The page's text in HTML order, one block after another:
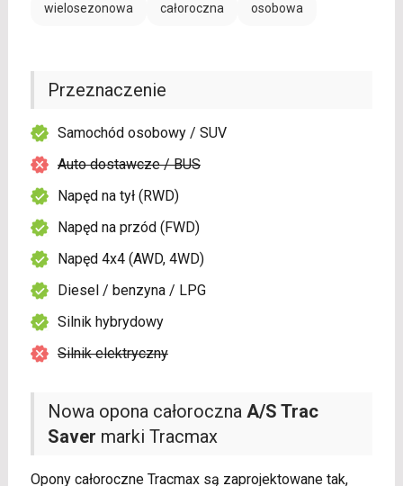
wielosezonowa całoroczna osobowa
Nowa opona całoroczna A/S Trac
Saver marki Tracmax
Opony całoroczne Tracmax są zaprojektowane tak,
Przeznaczenie
Samochód osobowy / SUV
Auto dostawcze / BUS
Napęd na tył (RWD)
Napęd na przód (FWD)
Napęd 4x4 (AWD, 4WD)
Diesel / benzyna / LPG
Silnik hybrydowy
Silnik elektryczny